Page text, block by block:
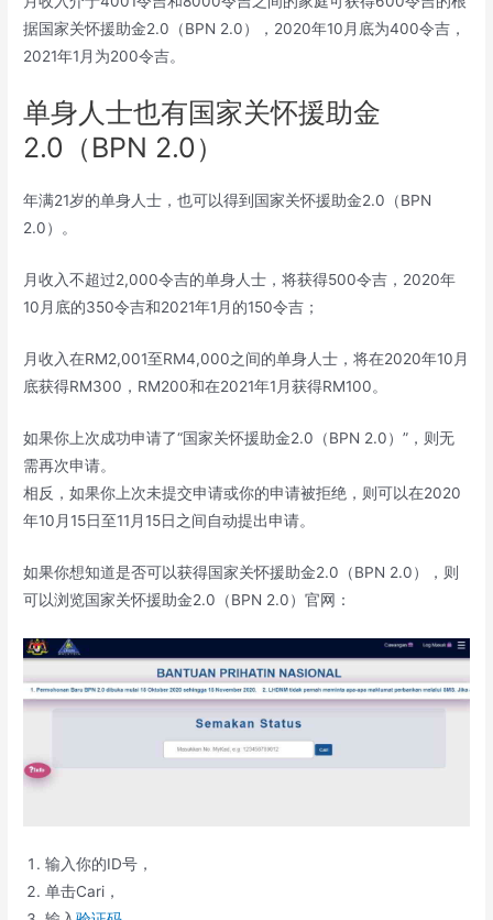
据国家关怀援助金2.0（BPN 2.0），2020年10月底为400令吉，
2021年1月为200令吉。
单身人士也有国家关怀援助金
2.0（BPN 2.0）
年满21岁的单身人士，也可以得到国家关怀援助金2.0（BPN
2.0）。
月收入不超过2,000令吉的单身人士，将获得500令吉，2020年
10月底的350令吉和2021年1月的150令吉；
月收入在RM2,001至RM4,000之间的单身人士，将在2020年10月
底获得RM300，RM200和在2021年1月获得RM100。
如果你上次成功申请了“国家关怀援助金2.0（BPN 2.0）”，则无
需再次申请。
相反，如果你上次未提交申请或你的申请被拒绝，则可以在2020
年10月15日至11月15日之间自动提出申请。
如果你想知道是否可以获得国家关怀援助金2.0（BPN 2.0），则
可以浏览国家关怀援助金2.0（BPN 2.0）官网：
输入你的ID号，
单击Cari，